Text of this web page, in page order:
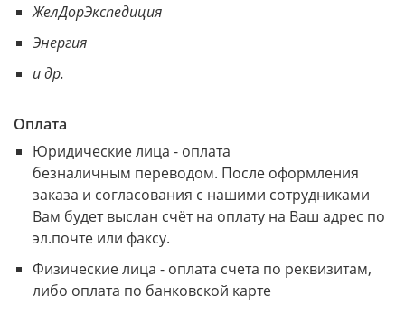
ЖелДорЭкспедиция
Энергия
и др.
Оплата
Юридические лица - оплата
безналичным переводом. После оформления
заказа и согласования с нашими сотрудниками
Вам будет выслан счёт на оплату на Ваш адрес по
эл.почте или факсу.
Физические лица - оплата счета по реквизитам,
либо оплата по банковской карте